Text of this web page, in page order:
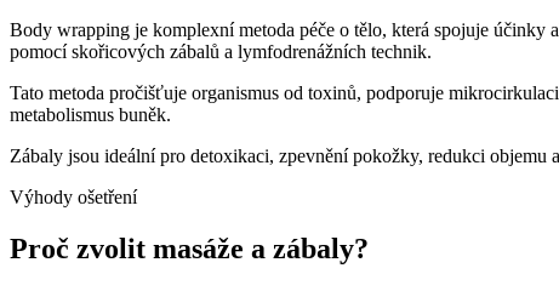
Body wrapping je komplexní metoda péče o tělo, která spojuje účinky
pomocí skořicových zábalů a lymfodrenážních technik.
Tato metoda pročišťuje organismus od toxinů, podporuje
metabolismus buněk.
Zábaly jsou ideální pro detoxikaci, zpevnění pokožky, redukci
Výhody ošetření
Proč zvolit masáže a zábaly?